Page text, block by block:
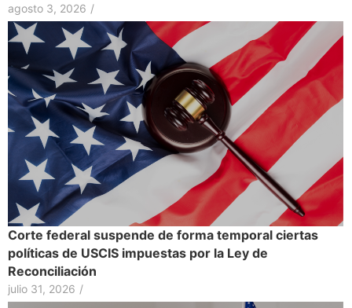
agosto 3, 2026 /
Corte federal suspende de forma temporal ciertas
políticas de USCIS impuestas por la Ley de
Reconciliación
julio 31, 2026 /